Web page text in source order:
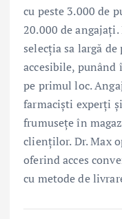
cu peste 3.000 de
20.000 de
selecția sa largă
accesibile,
pe primul loc.
farmaciști experți
frumusețe în
clienților. Dr. Max
oferind acces
cu metode de